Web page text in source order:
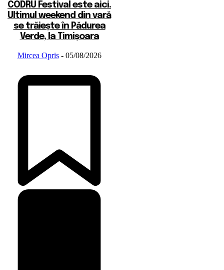
CODRU Festival este aici.
Ultimul weekend din vară
se trăiește în Pădurea
Verde, la Timișoara
Mircea Opris - 05/08/2026